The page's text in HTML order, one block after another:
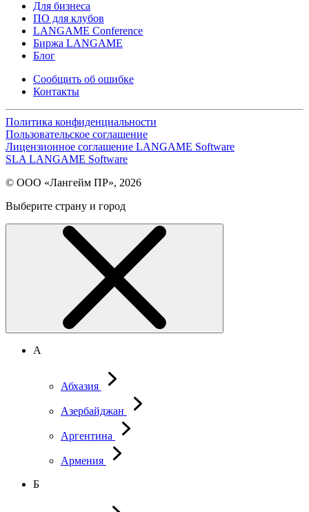
Для бизнеса
ПО для клубов
LANGAME Conference
Биржа LANGAME
Блог
Сообщить об ошибке
Контакты
Политика конфиденциальности
Пользовательское соглашение
Лицензионное соглашение LANGAME Software
SLA LANGAME Software
© ООО «Лангейм ПР», 2026
Выберите страну и город
А
Абхазия
Азербайджан
Аргентина
Армения
Б